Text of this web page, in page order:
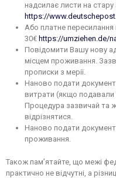
надсилає листи на стару
https://
Або платне пересилання
30€ https://umziehen.de/
Повідомити Вашу нову
місцем проживання.
прописки з мерії.
Наново подати
витрати (якщо подавали
Процедура зазвичай та
відрізнятися.
Наново подати
проживання.
Також пам’ятайте, що межі
практично не відчутні, а